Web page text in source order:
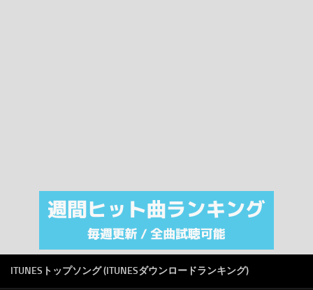
注目カテゴリ
オリジナルiTunes週間トップソング
ITUNESトップソング (ITUNESダウンロードランキング)